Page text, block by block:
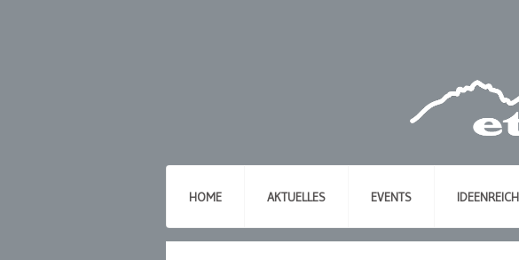
HOME AKTUELLES EVENTS IDEENREICH